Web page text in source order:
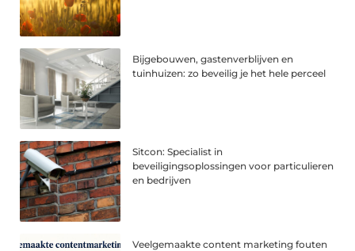
Bijgebouwen, gastenverblijven en
tuinhuizen: zo beveilig je het hele perceel
Sitcon: Specialist in
beveiligingsoplossingen voor particulieren
en bedrijven
Veelgemaakte content marketing fouten